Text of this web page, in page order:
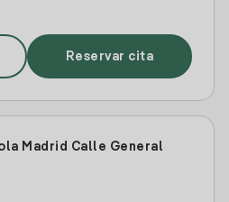
Reservar cita
Madrid Calle General